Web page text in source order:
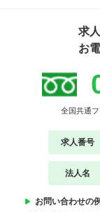
求
お
全国共通
求人番号
法人名
お問い合わせの例